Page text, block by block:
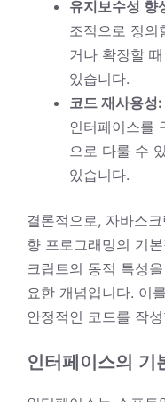
유지보수성 향
조적으로 정의
거나 확장할
있습니다.
코드 재사용성:
인터페이스를
으로 다룰 수
있습니다.
결론적으로, 자바스
향 프로그래밍의 기
크립트의 동적 특성
요한 개념입니다. 이
안정적인 코드를 작
인터페이스의 기